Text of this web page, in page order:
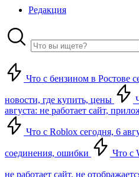
Редакция
Что с бензином в Ростове
новости, где купить, цены
августа: не работает сайт,
Что с Roblox сегодня, 6
соединения, ошибки Что с
не работает сайт, не